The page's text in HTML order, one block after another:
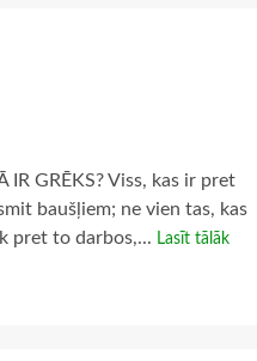
IR GRĒKS? Viss, kas ir pret
baušļiem; ne vien tas, kas
pret to darbos,... Lasīt tālāk